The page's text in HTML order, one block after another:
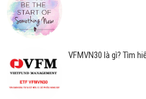
VFMVN30 là gì? Tìm